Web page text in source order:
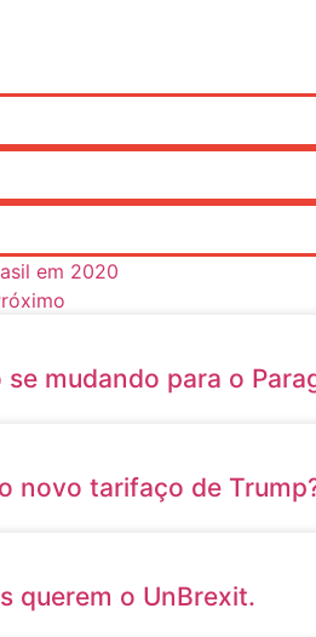
em 2020
mudando para o
novo tarifaço de
querem o UnBrexit.